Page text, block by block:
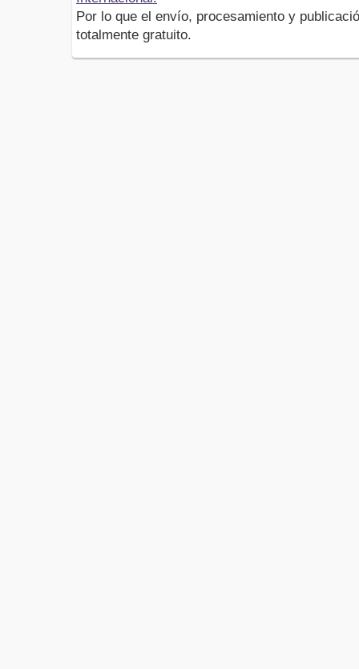
Por lo que el envío, procesamiento y
totalmente gratuito.